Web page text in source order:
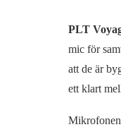
PLT
mic för
att de är
ett klart